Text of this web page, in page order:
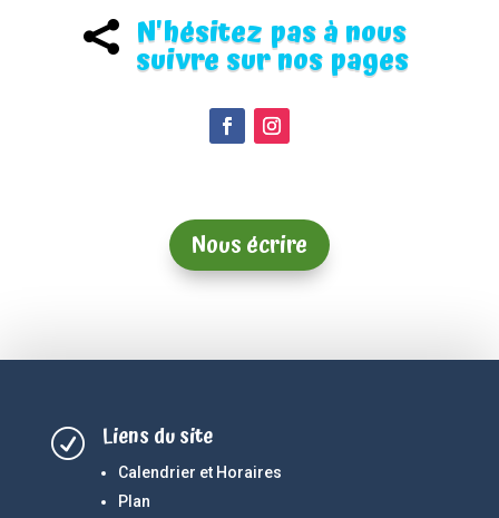
 N'hésitez pas à nous
suivre sur nos pages
Nous écrire
R Liens du site
Calendrier et Horaires
Plan